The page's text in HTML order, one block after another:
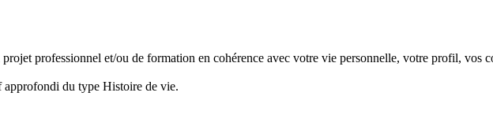
professionnel et/ou de formation en cohérence avec votre vie personnelle, votre profil, vos
approfondi du type Histoire de vie.